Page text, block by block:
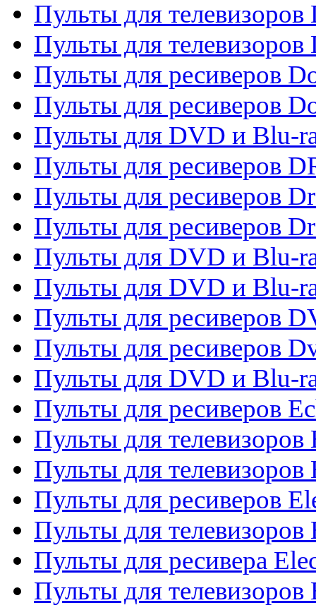
Пульты для телевизоров
Пульты для
Пульты для ресиверов
Пульты для ресиверов
Пульты для DVD и Blu-
Пульты для ресиверов
Пульты для ресиверов
Пульты для ресиверов
Пульты для DVD и Blu-
Пульты для DVD и Blu-
Пульты для ресиверов
Пульты для ресиверов
Пульты для DVD и Blu-
Пульты для ресиверов
Пульты для телевизоров
Пульты для телевизоров
Пульты для ресиверов
Пульты для телевизоров
Пульты для ресивера
Пульты для телевизоров